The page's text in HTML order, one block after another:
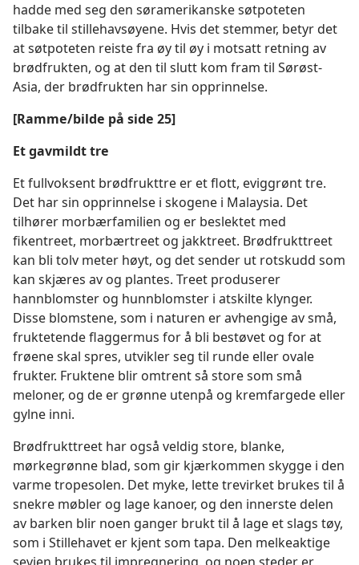
hadde med seg den søramerikanske søtpoteten
tilbake til stillehavsøyene. Hvis det stemmer, betyr det
at søtpoteten reiste fra øy til øy i motsatt retning av
brødfrukten, og at den til slutt kom fram til Sørøst-
Asia, der brødfrukten har sin opprinnelse.
[Ramme/bilde på side 25]
Et gavmildt tre
Et fullvoksent brødfrukttre er et flott, eviggrønt tre.
Det har sin opprinnelse i skogene i Malaysia. Det
tilhører morbærfamilien og er beslektet med
fikentreet, morbærtreet og jakktreet. Brødfrukttreet
kan bli tolv meter høyt, og det sender ut rotskudd som
kan skjæres av og plantes. Treet produserer
hannblomster og hunnblomster i atskilte klynger.
Disse blomstene, som i naturen er avhengige av små,
fruktetende flaggermus for å bli bestøvet og for at
frøene skal spres, utvikler seg til runde eller ovale
frukter. Fruktene blir omtrent så store som små
meloner, og de er grønne utenpå og kremfargede eller
gylne inni.
Brødfrukttreet har også veldig store, blanke,
mørkegrønne blad, som gir kjærkommen skygge i den
varme tropesolen. Det myke, lette trevirket brukes til å
snekre møbler og lage kanoer, og den innerste delen
av barken blir noen ganger brukt til å lage et slags tøy,
som i Stillehavet er kjent som tapa. Den melkeaktige